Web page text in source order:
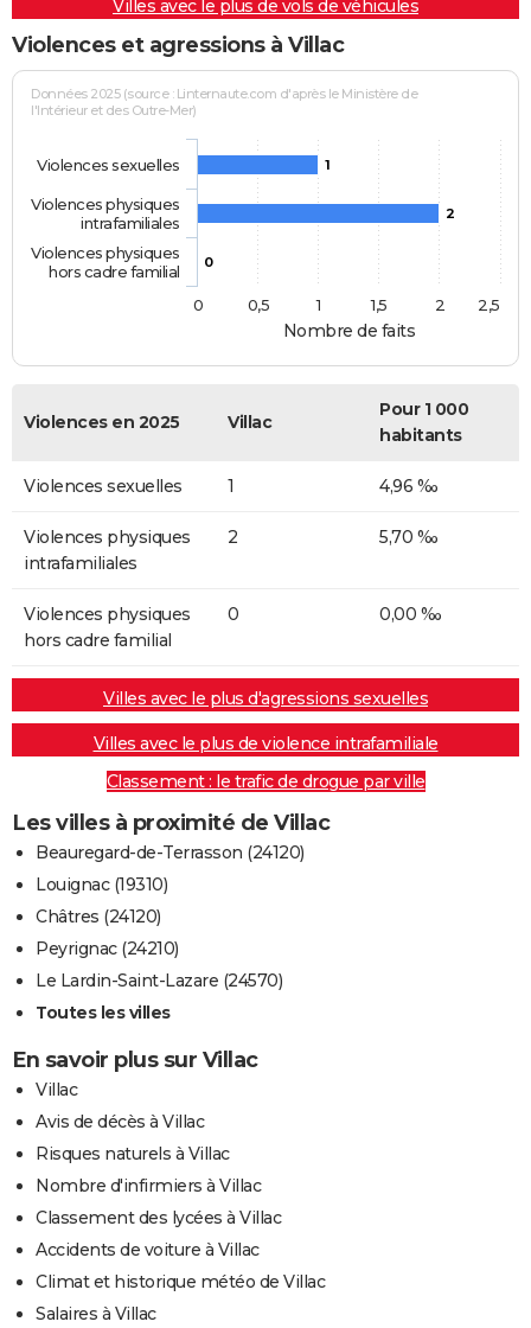
Villes avec le plus de vols de véhicules
Violences et agressions à Villac
Nombre de faits
Données 2025 (source : Linternaute.com d'après le Ministère de
l'Intérieur et des Outre-Mer)
1
2
0
Violences sexuelles
Violences physiques
intrafamiliales
Violences physiques
hors cadre familial
0
0,5 1 1,5 2 2,5
Violences en 2025 Villac
Pour 1 000
habitants
Violences sexuelles 1 4,96 ‰
Violences physiques
intrafamiliales
2 5,70 ‰
Violences physiques
hors cadre familial
0 0,00 ‰
Villes avec le plus d'agressions sexuelles
Villes avec le plus de violence intrafamiliale
Classement : le trafic de drogue par ville
Les villes à proximité de Villac
Beauregard-de-Terrasson (24120)
Louignac (19310)
Châtres (24120)
Peyrignac (24210)
Le Lardin-Saint-Lazare (24570)
Toutes les villes
En savoir plus sur Villac
Villac
Avis de décès à Villac
Risques naturels à Villac
Nombre d'infirmiers à Villac
Classement des lycées à Villac
Accidents de voiture à Villac
Climat et historique météo de Villac
Salaires à Villac